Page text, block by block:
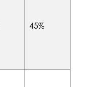
45%